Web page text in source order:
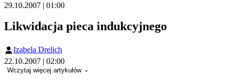
29.10.2007 | 01:00
Likwidacja pieca indukcyjnego
Izabela Drelich
22.10.2007 | 02:00
Wczytaj więcej artykułów